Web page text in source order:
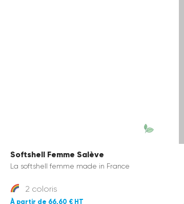
Softshell Femme Salève
La softshell femme made in France
2 coloris
66,60 €